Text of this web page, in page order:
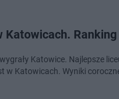
Ranking
Katowice. Najlepsze
w Katowicach. Wyniki